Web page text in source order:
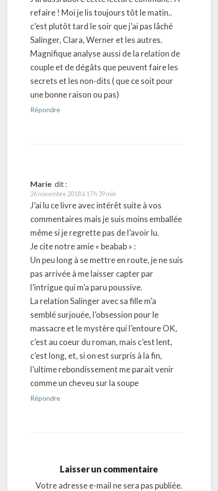
refaire ! Moi je lis toujours tôt le matin..
c’est plutôt tard le soir que j’ai pas lâché
Salinger, Clara, Werner et les autres.
Magnifique analyse aussi de la relation de
couple et de dégâts que peuvent faire les
secrets et les non-dits ( que ce soit pour
une bonne raison ou pas)
Répondre
Marie dit :
26 novembre 2018 à 17 h 39 min
J’ai lu ce livre avec intérêt suite à vos
commentaires mais je suis moins emballée
même si je regrette pas de l’avoir lu.
Je cite notre amie « beabab » :
Un peu long à se mettre en route, je ne suis
pas arrivée à me laisser capter par
l’intrigue qui m’a paru poussive.
La relation Salinger avec sa fille m’a
semblé surjouée, l’obsession pour le
massacre et le mystère qui l’entoure OK,
c’est au coeur du roman, mais c’est lent,
c’est long, et, si on est surpris à la fin,
l’ultime rebondissement me parait venir
comme un cheveu sur la soupe
Répondre
Laisser un commentaire
Votre adresse e-mail ne sera pas publiée.